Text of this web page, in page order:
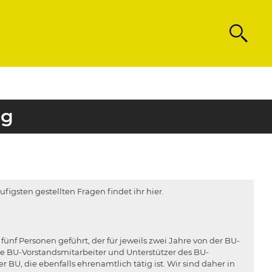
gestellten Fragen findet ihr hier.
Personen geführt, der für jeweils zwei Jahre von der BU-
Vorstandsmitarbeiter und Unterstützer des BU-
BU, die ebenfalls ehrenamtlich tätig ist. Wir sind daher in